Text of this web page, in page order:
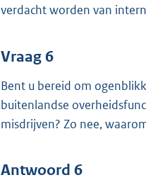
verdacht worden van
Vraag 6
Bent u bereid om
buitenlandse
misdrijven? Zo nee,
Antwoord 6